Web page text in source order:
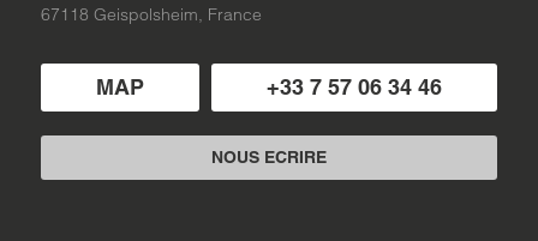
67118 Geispolsheim, France
MAP +33 7 57 06 34 46
NOUS ECRIRE